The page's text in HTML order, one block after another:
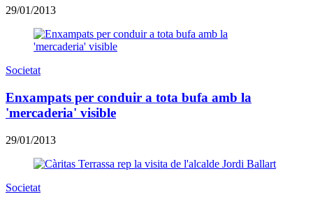
29/01/2013
Societat
Enxampats per conduir a tota bufa amb la
'mercaderia' visible
29/01/2013
Societat